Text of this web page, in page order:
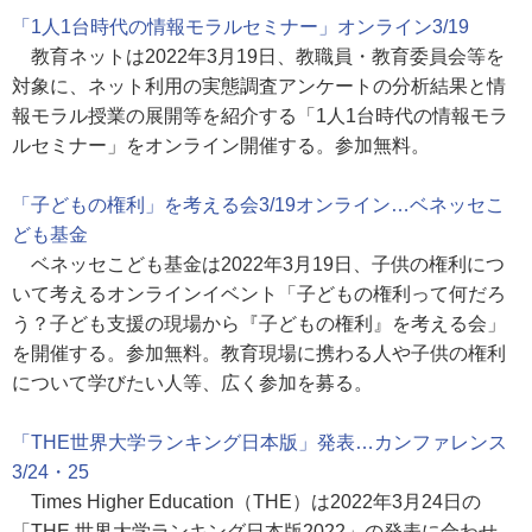
「1人1台時代の情報モラルセミナー」オンライン3/19
教育ネットは2022年3月19日、教職員・教育委員会等を
対象に、ネット利用の実態調査アンケートの分析結果と情
報モラル授業の展開等を紹介する「1人1台時代の情報モラ
ルセミナー」をオンライン開催する。参加無料。
「子どもの権利」を考える会3/19オンライン…ベネッセこ
ども基金
ベネッセこども基金は2022年3月19日、子供の権利につ
いて考えるオンラインイベント「子どもの権利って何だろ
う？子ども支援の現場から『子どもの権利』を考える会」
を開催する。参加無料。教育現場に携わる人や子供の権利
について学びたい人等、広く参加を募る。
「THE世界大学ランキング日本版」発表…カンファレンス
3/24・25
Times Higher Education（THE）は2022年3月24日の